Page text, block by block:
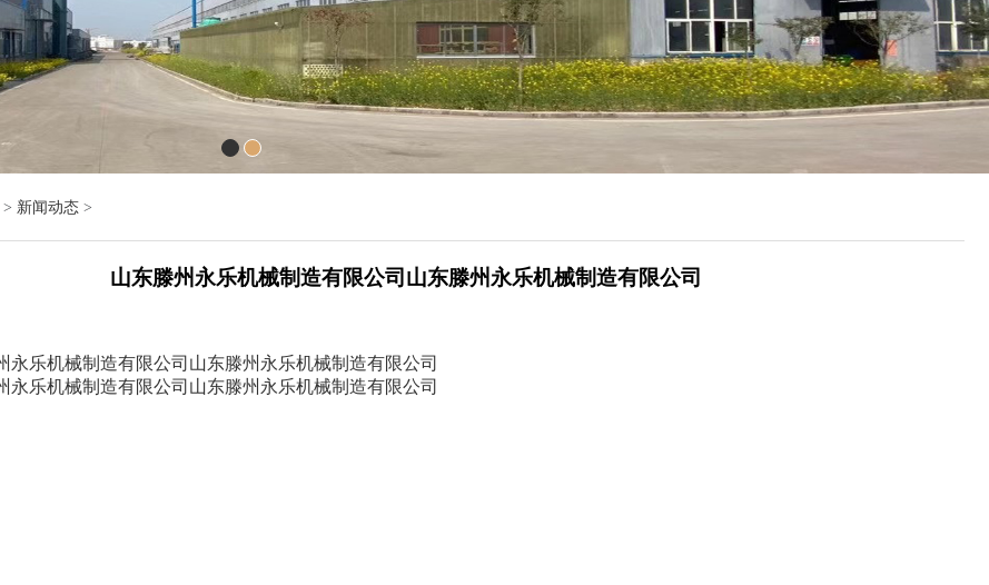
> 新闻动态 >
山东滕州永乐机械制造有限公司山东滕州永乐机械制造有限公司
永乐机械制造有限公司山东滕州永乐机械制造有限公司
永乐机械制造有限公司山东滕州永乐机械制造有限公司